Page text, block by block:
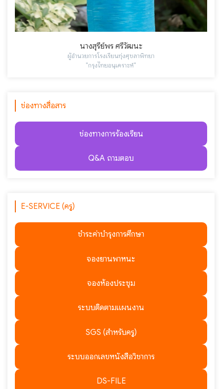
นางสุรีย์พร ศรีวัฒนะ
ผู้อำนวยการโรงเรียนทุ่งศุขลาพิทยา
"กรุงไทยอนุเคราะห์"
ช่องทางสื่อสาร
ช่องทางการร้องเรียน
Q&A ถามตอบ
E-SERVICE (ครู)
ชำระค่าบำรุงการศึกษา
จองยานพาหนะ
จองห้องประชุม
ระบบติดตามแผนงาน
SGS (สำหรับครู)
ระบบออกเลขหนังสือวิชาการ
DS-FILE